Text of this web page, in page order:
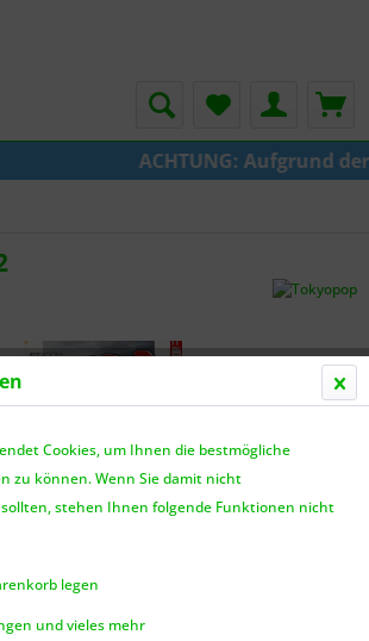
ACHTUNG: Aufgrund
steht derzeit nicht zur Verfügung!
Cookies, um Ihnen die bestmögliche
zu können. Wenn Sie damit nicht
stehen Ihnen folgende Funktionen nicht
legen
und vieles mehr